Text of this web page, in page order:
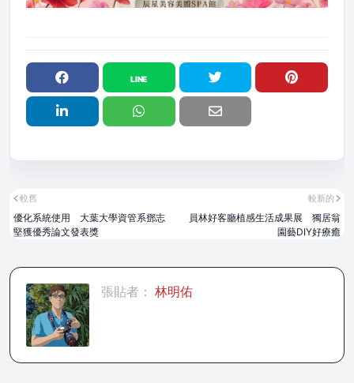
較新的
員林好客廳植感生活成果展 獨居翁
園藝DIY好療癒
較舊
優化系統使用 大葉大學資管系鄧志
堅獲優秀論文發表獎
張貼者： 林明佑